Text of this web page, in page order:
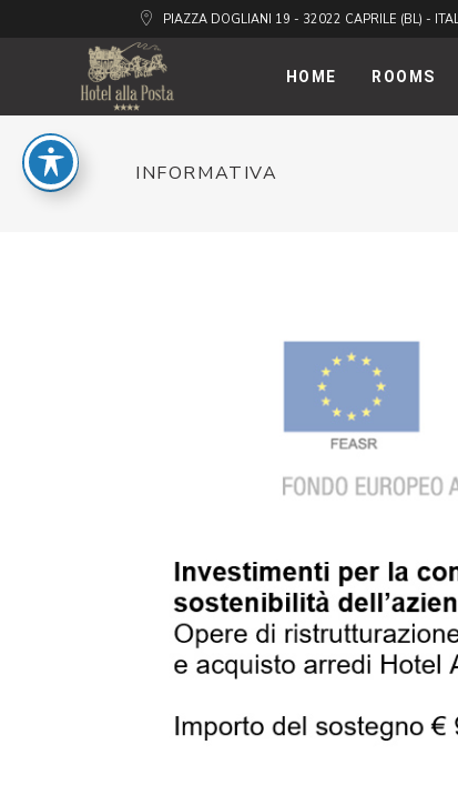
PIAZZA DOGLIANI 19 - 32022 CAPRILE (BL) -
HOME ROOMS
INFORMATIVA